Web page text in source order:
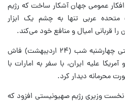
افکار عمومی جهان آشکار ساخت که رژیم
عربی تنها به چشم یک ابزار
قربانی امیال و منافع خود می‌کند.
دفتر نخست وزیر رژیم صهیونیستی چهارشنبه شب (۲۴ اردیبهشت) فاش
علیه ایران، با سفر به امارات با
محرمانه دیدار کرد.
نخست وزیری رژیم صهیونیستی افزود که